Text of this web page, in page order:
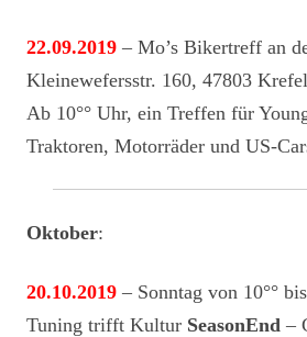
22.09.2019 – Mo’s Bikertreff an
Kleinewefersstr. 160, 47803
Ab 10°° Uhr, ein Treffen für
Traktoren, Motorräder und US-
Oktober:
20.10.2019 – Sonntag von 10°°
Tuning trifft Kultur SeasonEnd –